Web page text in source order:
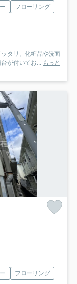
フローリング
タリ。化粧品や洗面
が付いてお... もっと
フローリング